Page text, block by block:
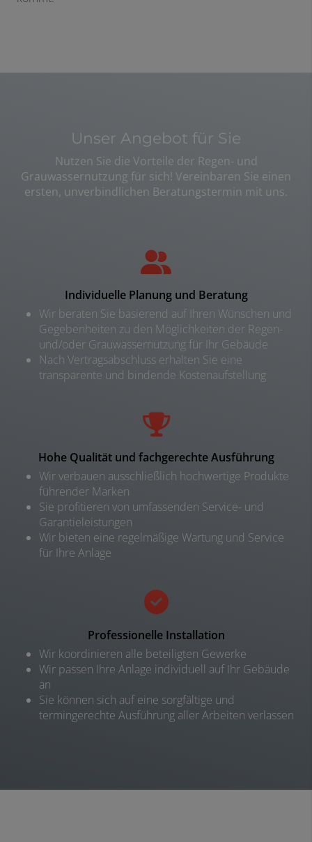
Unser Angebot für Sie
Nutzen Sie die Vorteile der Regen- und
Grauwassernutzung für sich! Vereinbaren Sie einen
ersten, unverbindlichen Beratungstermin mit uns.
Individuelle Planung und Beratung
Wir beraten Sie basierend auf Ihren Wünschen und
Gegebenheiten zu den Möglichkeiten der Regen-
und/oder Grauwassernutzung für Ihr Gebäude
Nach Vertragsabschluss erhalten Sie eine
transparente und bindende Kostenaufstellung
Hohe Qualität und fachgerechte Ausführung
Wir verbauen ausschließlich hochwertige Produkte
führender Marken
Sie profitieren von umfassenden Service- und
Garantieleistungen
Wir bieten eine regelmäßige Wartung und Service
für Ihre Anlage
Professionelle Installation
Wir koordinieren alle beteiligten Gewerke
Wir passen Ihre Anlage individuell auf Ihr Gebäude
an
Sie können sich auf eine sorgfältige und
termingerechte Ausführung aller Arbeiten verlassen